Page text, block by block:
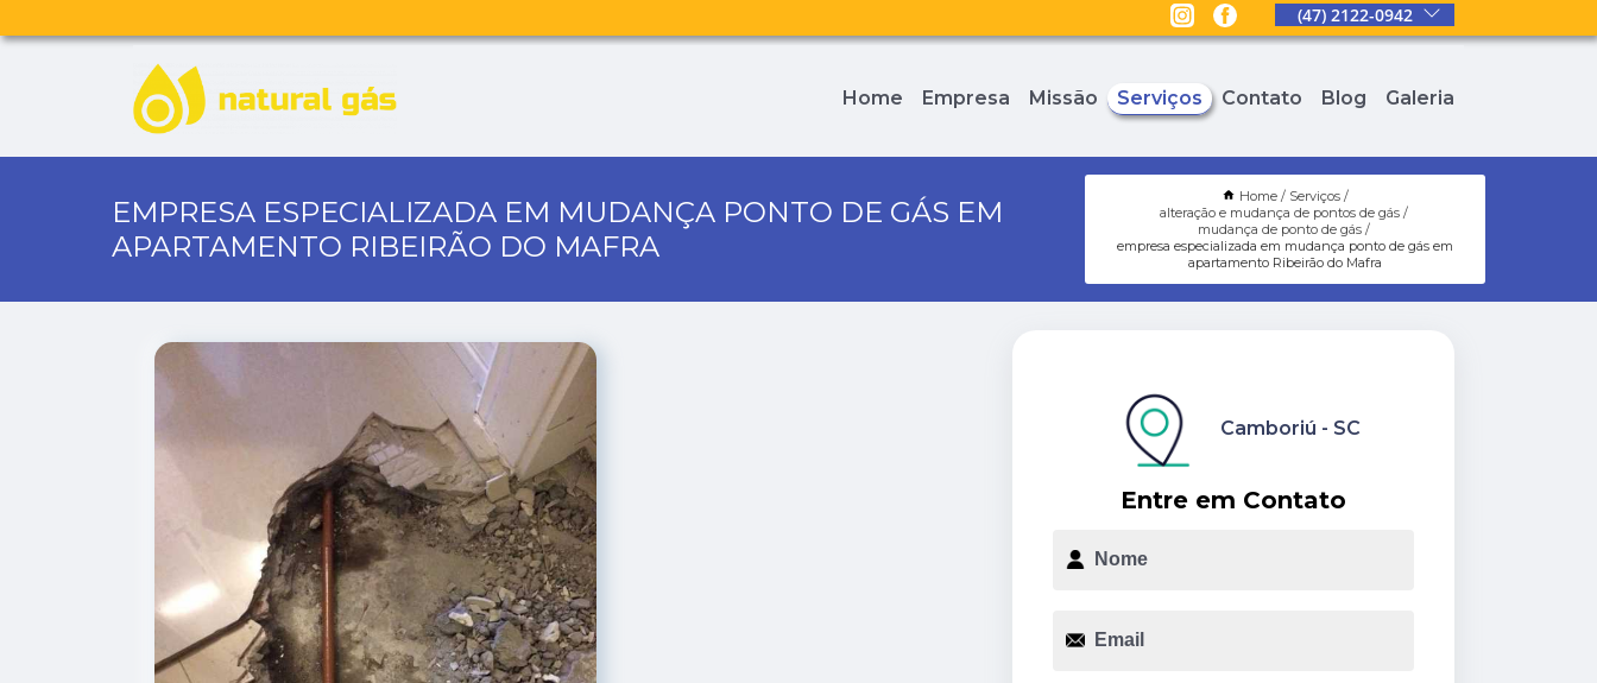
(47) 2122-0942
Home Empresa Missão Serviços Contato Blog Galeria
EMPRESA ESPECIALIZADA EM MUDANÇA PONTO DE GÁS EM
APARTAMENTO RIBEIRÃO DO MAFRA
Home
Serviços
alteração e mudança de pontos de gás
mudança de ponto de gás
empresa especializada em mudança ponto de gás em
apartamento Ribeirão do Mafra
Entre em Contato
Camboriú - SC